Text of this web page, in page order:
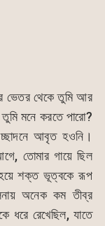
ভেতর থেকে তুমি আর
মনে করতে পারো?
আবৃত হওনি।
তোমার গায়ে ছিল
হয়ে শক্ত ভূত্বকে রূপ
অনেক কম তীব্র
ধরে রেখেছিল, যাতে